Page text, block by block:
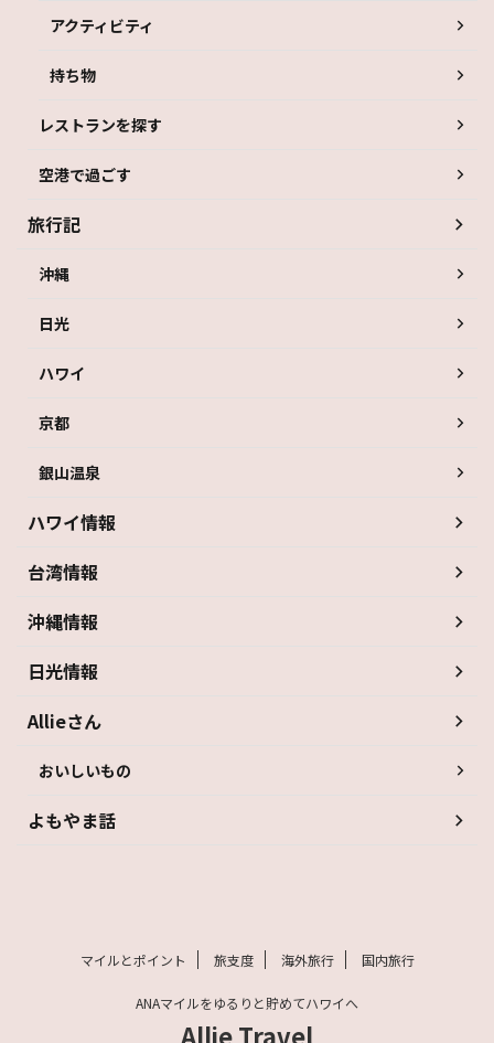
アクティビティ
持ち物
レストランを探す
空港で過ごす
旅行記
沖縄
日光
ハワイ
京都
銀山温泉
ハワイ情報
台湾情報
沖縄情報
日光情報
Allieさん
おいしいもの
よもやま話
マイルとポイント 旅支度 海外旅行 国内旅行
ANAマイルをゆるりと貯めてハワイへ
Allie Travel